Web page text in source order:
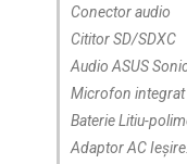
Conector audio
Cititor SD/SDXC
Audio ASUS
Microfon integrat
Baterie Litiu-
Adaptor AC